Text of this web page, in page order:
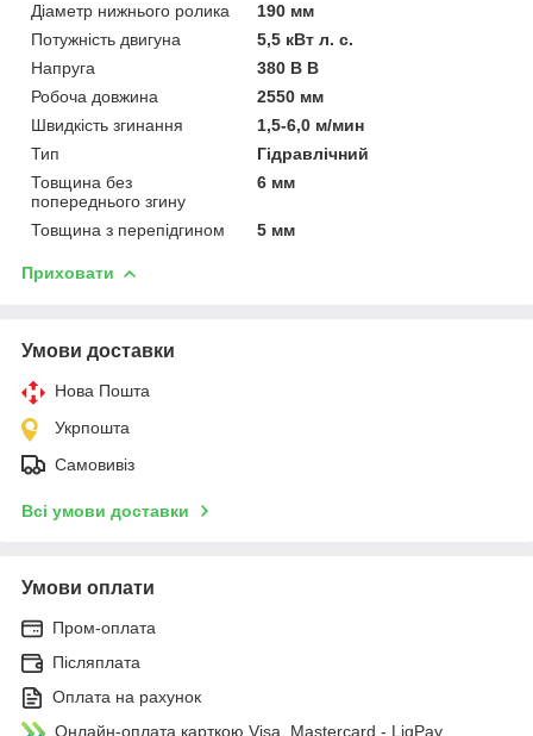
Діаметр нижнього ролика
190 мм
Потужність двигуна
5,5 кВт л. с.
Напруга
380 В В
Робоча довжина
2550 мм
Швидкість згинання
1,5-6,0 м/мин
Тип
Гідравлічний
Товщина без
попереднього згину
6 мм
Товщина з перепідгином 5 мм
Приховати
Умови доставки
Нова Пошта
Укрпошта
Самовивіз
Всі умови доставки
Умови оплати
Пром-оплата
Післяплата
Оплата на рахунок
Онлайн-оплата карткою Visa, Mastercard - LiqPay